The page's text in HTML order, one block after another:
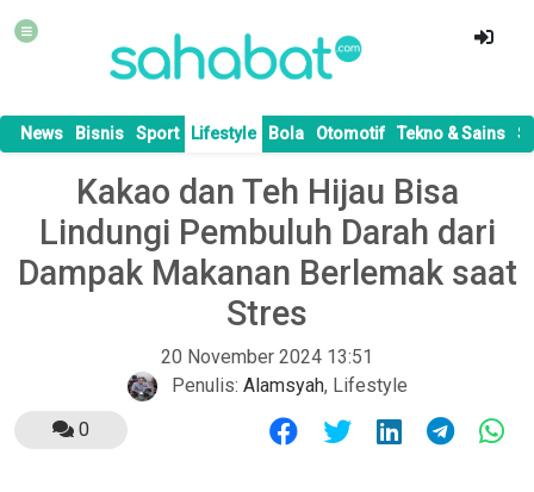
News Bisnis Sport Lifestyle Bola Otomotif Tekno & Sains
Kakao dan Teh Hijau Bisa
Lindungi Pembuluh Darah dari
Dampak Makanan Berlemak saat
Stres
20 November 2024 13:51
Penulis: Alamsyah, Lifestyle
0